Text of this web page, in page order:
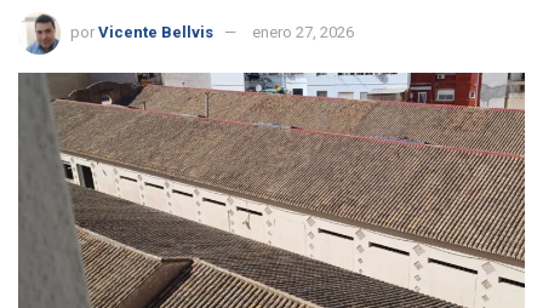
por Vicente Bellvis enero 27, 2026